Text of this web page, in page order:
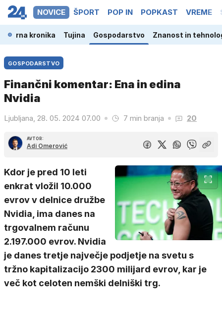
NOVICE ŠPORT POP IN POPKAST VREME
Črna kronika Tujina Gospodarstvo Znanost in
GOSPODARSTVO
Finančni komentar: Ena in edina
Nvidia
Ljubljana, 28. 05. 2024 07.00 7 min branja 20
AVTOR:
Adi Omerović
Kdor je pred 10 leti
enkrat vložil 10.000
evrov v delnice družbe
Nvidia, ima danes na
trgovalnem računu
2.197.000 evrov. Nvidia
je danes tretje največje podjetje na svetu s
tržno kapitalizacijo 2300 milijard evrov, kar je
več kot celoten nemški delniški trg.